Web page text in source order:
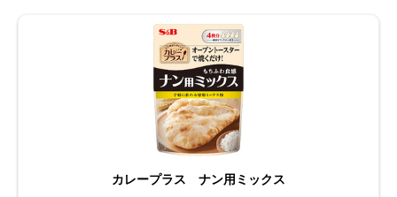
カレープラス ナン用ミックス